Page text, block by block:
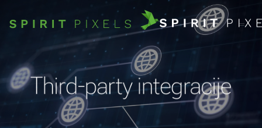
Third-party integracije